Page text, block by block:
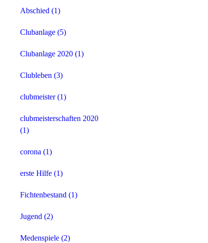
Abschied (1)
Clubanlage (5)
Clubanlage 2020 (1)
Clubleben (3)
clubmeister(1)
clubmeisterschaften 2020
(1)
corona (1)
erste Hilfe (1)
Fichtenbestand (1)
Jugend (2)
Medenspiele (2)